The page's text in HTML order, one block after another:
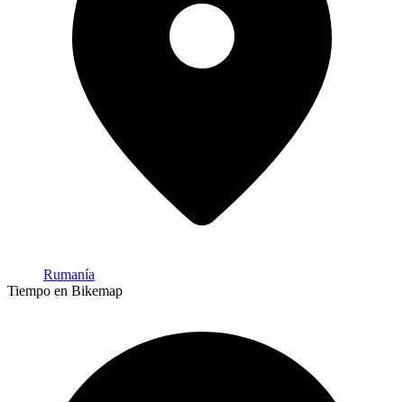
Rumanía
Tiempo en Bikemap